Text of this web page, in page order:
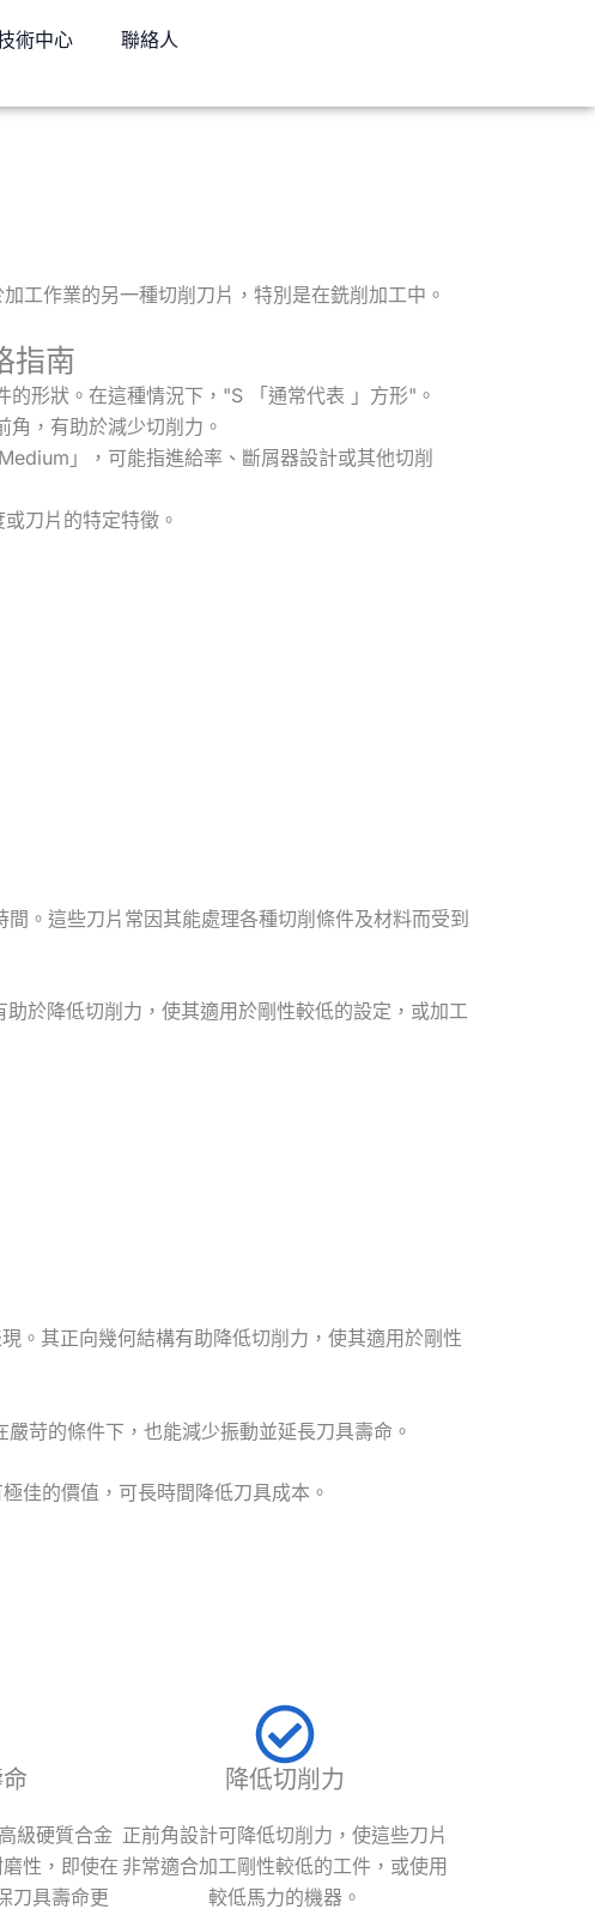
術中心 聯絡人
工作業的另一種切削刀片，特別是在銑削加工中。
指南
的形狀。在這種情況下，"S 「通常代表 」方形"。
角，有助於減少切削力。
」，可能指進給率、斷屑器設計或其他切削
刀片的特定特徵。
。這些刀片常因其能處理各種切削條件及材料而受到
於降低切削力，使其適用於剛性較低的設定，或加工
。其正向幾何結構有助降低切削力，使其適用於剛性
苛的條件下，也能減少振動並延長刀具壽命。
佳的價值，可長時間降低刀具成本。
級硬質合金
性，即使在
刀具壽命更
降低切削力
正前角設計可降低切削力，使這些刀片
非常適合加工剛性較低的工件，或使用
較低馬力的機器。